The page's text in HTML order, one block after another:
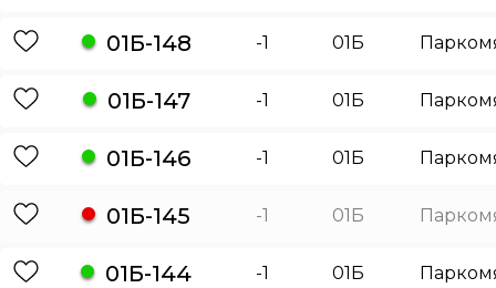
01Б-148 -1 01Б
01Б-147 -1 01Б
01Б-146 -1 01Б
01Б-145 -1 01Б
01Б-144 -1 01Б